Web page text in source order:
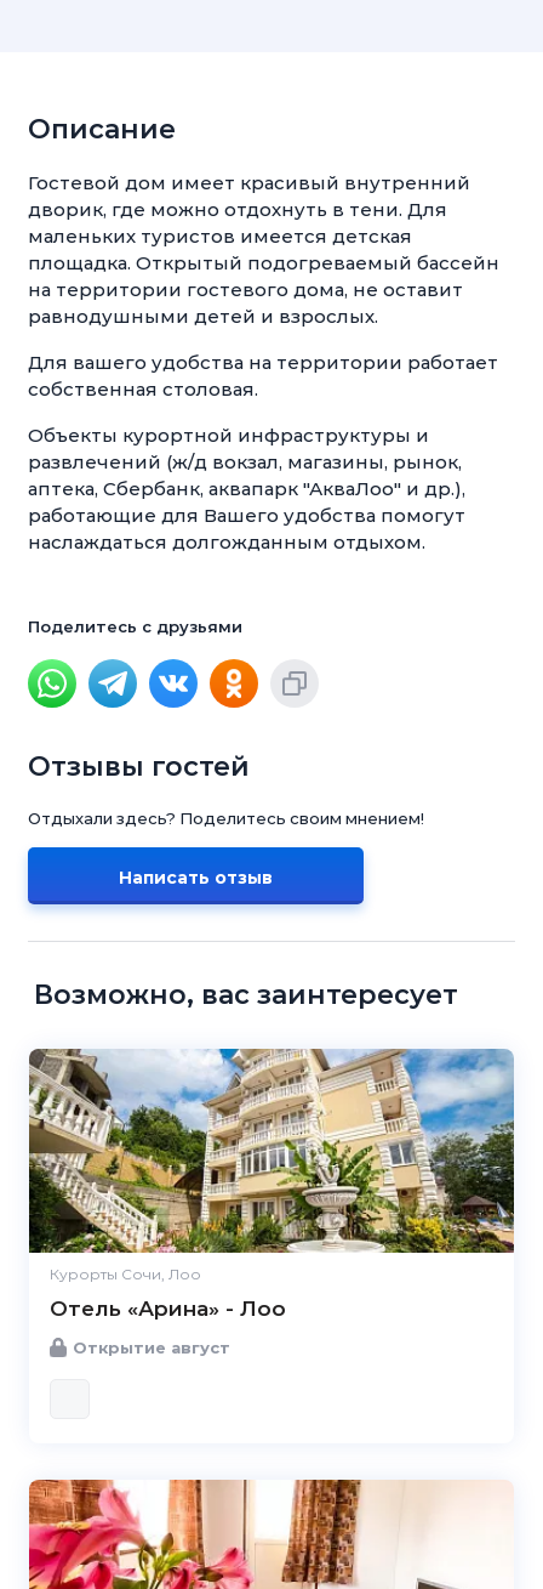
Описание
Гостевой дом имеет красивый внутренний
дворик, где можно отдохнуть в тени. Для
маленьких туристов имеется детская
площадка. Открытый подогреваемый бассейн
на территории гостевого дома, не оставит
равнодушными детей и взрослых.
Для вашего удобства на территории работает
собственная столовая.
Объекты курортной инфраструктуры и
развлечений (ж/д вокзал, магазины, рынок,
аптека, Сбербанк, аквапарк "АкваЛоо" и др.),
работающие для Вашего удобства помогут
наслаждаться долгожданным отдыхом.
Поделитесь с друзьями
Отзывы гостей
Отдыхали здесь? Поделитесь своим мнением!
Написать отзыв
Возможно, вас заинтересует
Курорты Сочи, Лоо
Отель «Арина» - Лоо
Открытие август